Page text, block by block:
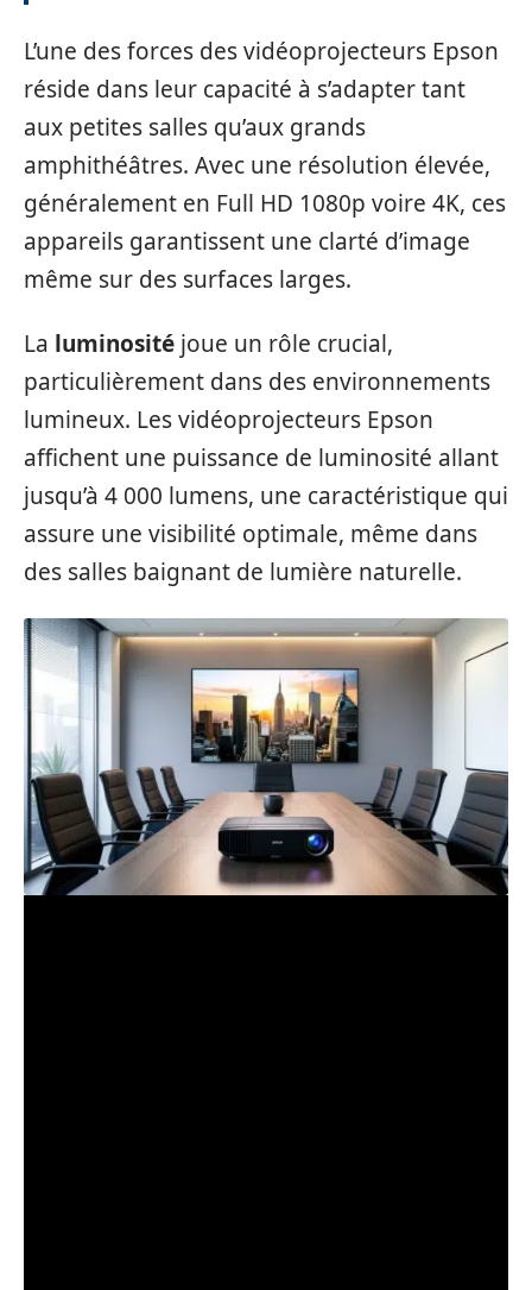
L’une des forces des vidéoprojecteurs Epson
réside dans leur capacité à s’adapter tant
aux petites salles qu’aux grands
amphithéâtres. Avec une résolution élevée,
généralement en Full HD 1080p voire 4K, ces
appareils garantissent une clarté d’image
même sur des surfaces larges.
La luminosité joue un rôle crucial,
particulièrement dans des environnements
lumineux. Les vidéoprojecteurs Epson
affichent une puissance de luminosité allant
jusqu’à 4 000 lumens, une caractéristique qui
assure une visibilité optimale, même dans
des salles baignant de lumière naturelle.